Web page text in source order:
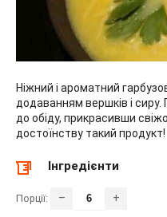
Ніжний і ароматний
додаванням вершків і
до обіду, прикрасивши
достоїнству такий продукт!
Інгредієнти
Порції: – +